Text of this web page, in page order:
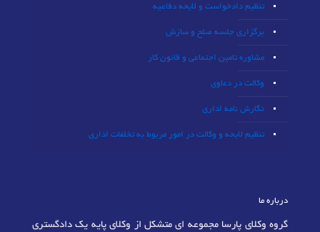
تنظیم دادخواست و لایحه دفاعیه
برگزاری جلسه صلح و سازش
مشاوره تامین اجتماعی و قانون کار
وکالت در دعاوی
نگارش نامه اداری
تنظیم لایحه و وکالت در امور مربوط به تخلفات اداری
درباره ما
گروه وکلای پارسا مجموعه ای متشکل از وکلای پایه یک دادگستری